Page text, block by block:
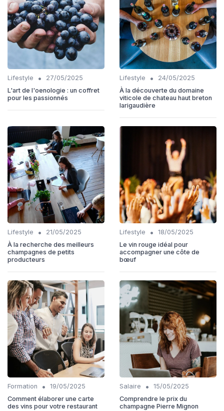
Lifestyle •
27/05/2025
L'art de l'oenologie : un coffret
pour les passionnés
Lifestyle •
24/05/2025
À la découverte du domaine
viticole de chateau haut breton
larigaudière
Lifestyle •
21/05/2025
À la recherche des meilleurs
champagnes de petits
producteurs
Lifestyle •
18/05/2025
Le vin rouge idéal pour
accompagner une côte de
bœuf
Formation •
19/05/2025
Comment élaborer une carte
des vins pour votre restaurant
Salaire •
15/05/2025
Comprendre le prix du
champagne Pierre Mignon